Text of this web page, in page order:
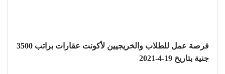
فرصة عمل للطلاب والخريجيين لأكونت عقارات براتب 3500
جنية بتاريخ 19-4-2021